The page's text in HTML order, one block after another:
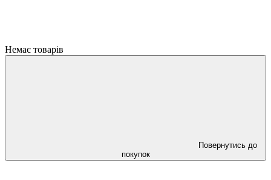
Немає товарів
Повернутись до
покупок